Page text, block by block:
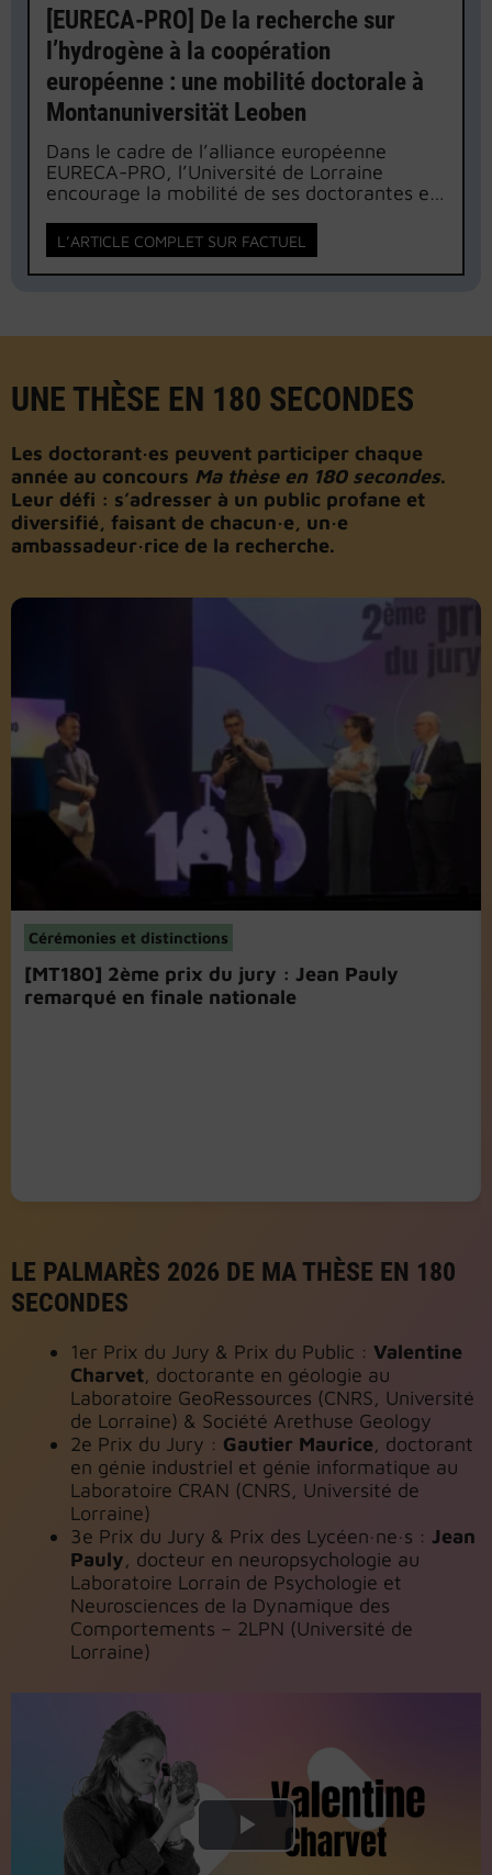
[EURECA-PRO] De la recherche sur
l’hydrogène à la coopération
européenne : une mobilité doctorale à
Montanuniversität Leoben
Dans le cadre de l’alliance européenne
EURECA-PRO, l’Université de Lorraine
encourage la mobilité de ses doctorantes et
leurs collaborations scientifiques et leur
ouverture internationale. Jose-Carlos
Martinez-Rosales, doctorant en énergie et
(Autriche), une expérience qui lui a permis…
L’ARTICLE COMPLET SUR FACTUEL
UNE THÈSE EN 180 SECONDES
Les doctorant·es peuvent participer chaque
année au concours Ma thèse en 180 secondes.
Leur défi : s’adresser à un public profane et
diversifié, faisant de chacun·e, un·e
ambassadeur·rice de la recherche.
Cérémonies et distinctions
[MT180] 2ème prix du jury : Jean Pauly
remarqué en finale nationale
LE PALMARÈS 2026 DE MA THÈSE EN 180
SECONDES
1er Prix du Jury & Prix du Public : Valentine
Charvet, doctorante en géologie au
Laboratoire GeoRessources (CNRS, Université
de Lorraine) & Société Arethuse Geology
2e Prix du Jury : Gautier Maurice, doctorant
en génie industriel et génie informatique au
Laboratoire CRAN (CNRS, Université de
Lorraine)
3e Prix du Jury & Prix des Lycéen·ne·s : Jean
Pauly, docteur en neuropsychologie au
Laboratoire Lorrain de Psychologie et
Neurosciences de la Dynamique des
Comportements – 2LPN (Université de
Lorraine)